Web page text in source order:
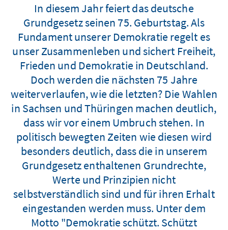
In diesem Jahr feiert das deutsche
Grundgesetz seinen 75. Geburtstag. Als
Fundament unserer Demokratie regelt es
unser Zusammenleben und sichert Freiheit,
Frieden und Demokratie in Deutschland.
Doch werden die nächsten 75 Jahre
weiterverlaufen, wie die letzten? Die Wahlen
in Sachsen und Thüringen machen deutlich,
dass wir vor einem Umbruch stehen. In
politisch bewegten Zeiten wie diesen wird
besonders deutlich, dass die in unserem
Grundgesetz enthaltenen Grundrechte,
Werte und Prinzipien nicht
selbstverständlich sind und für ihren Erhalt
eingestanden werden muss. Unter dem
Motto "Demokratie schützt. Schützt